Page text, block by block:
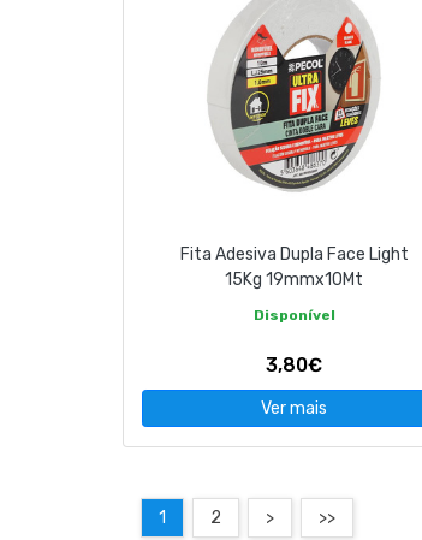
Fita Adesiva Dupla Face Light
15Kg 19mmx10Mt
Disponível
3,80€
Ver mais
1 2 > >>